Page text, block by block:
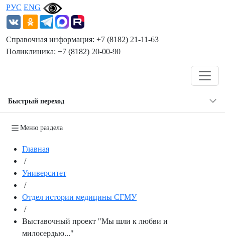
РУС ENG
Справочная информация: +7 (8182) 21-11-63
Поликлиника: +7 (8182) 20-00-90
Быстрый переход
Меню раздела
Главная
/
Университет
/
Отдел истории медицины СГМУ
/
Выставочный проект "Мы шли к любви и
милосердью..."